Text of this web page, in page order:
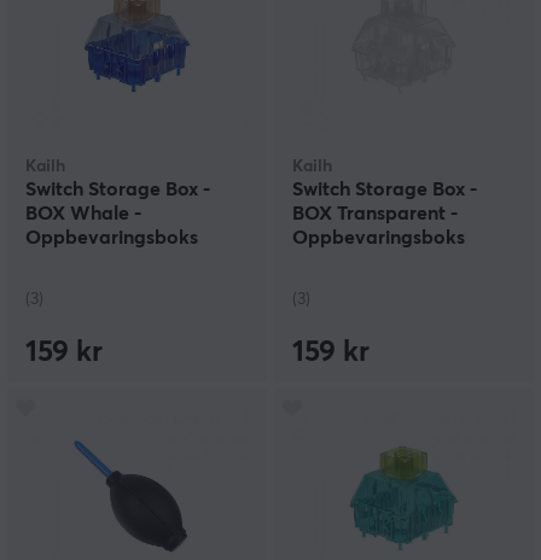
Kailh
Switch Storage Box -
BOX Whale -
Oppbevaringsboks
(3)
159 kr
Kailh
Switch Storage Box -
BOX Transparent -
Oppbevaringsboks
(3)
159 kr